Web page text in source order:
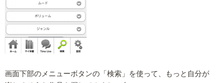
画面下部のメニューボタンの「検索」を使って、もっと自分が